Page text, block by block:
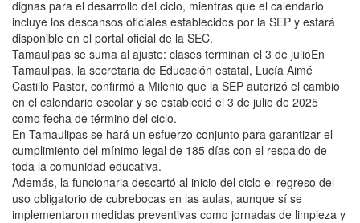
dignas para el desarrollo del ciclo, mientras que el calendario
incluye los descansos oficiales establecidos por la SEP y estará
disponible en el portal oficial de la SEC.
Tamaulipas se suma al ajuste: clases terminan el 3 de julioEn
Tamaulipas, la secretaria de Educación estatal, Lucía Aimé
Castillo Pastor, confirmó a Milenio que la SEP autorizó el cambio
en el calendario escolar y se estableció el 3 de julio de 2025
como fecha de término del ciclo.
En Tamaulipas se hará un esfuerzo conjunto para garantizar el
cumplimiento del mínimo legal de 185 días con el respaldo de
toda la comunidad educativa.
Además, la funcionaria descartó al inicio del ciclo el regreso del
uso obligatorio de cubrebocas en las aulas, aunque sí se
implementaron medidas preventivas como jornadas de limpieza y